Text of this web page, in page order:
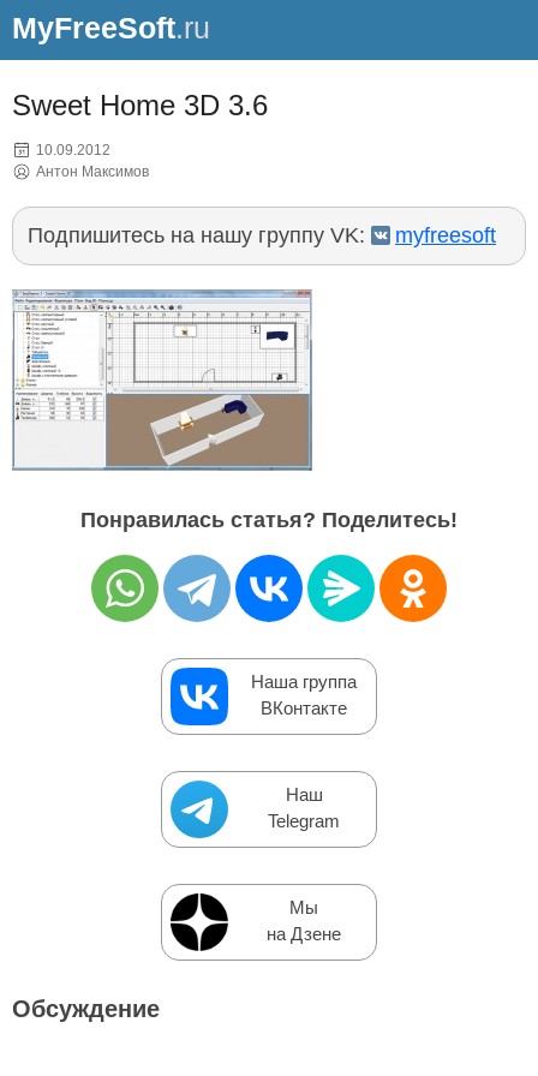
MyFreeSoft.ru
Sweet Home 3D 3.6
10.09.2012
Антон Максимов
Подпишитесь на нашу группу VK: myfreesoft
Понравилась статья? Поделитесь!
Наша группа
ВКонтакте
Наш
Telegram
Мы
на Дзене
Обсуждение